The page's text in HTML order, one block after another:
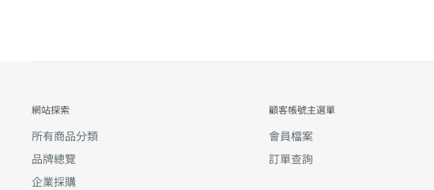
網站探索
所有商品分類
品牌總覽
企業採購
顧客帳號主選單
會員檔案
訂單查詢